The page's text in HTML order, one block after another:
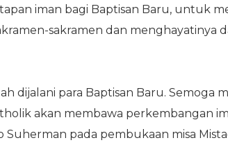
iman bagi Baptisan Baru, untuk
sakramen dan menghayatinya
dijalani para Baptisan Baru. Semoga
akan membawa perkembangan
Suherman pada pembukaan misa